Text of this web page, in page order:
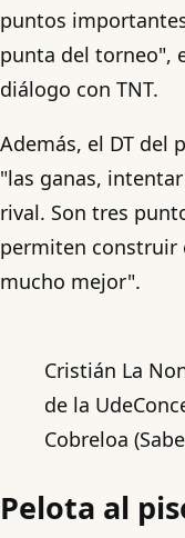
puntos
punta del torneo",
diálogo con TNT.
Además, el DT del
"las ganas,
rival. Son tres
permiten construir
mucho mejor".
Cristián La
de la
Cobreloa
Pelota al